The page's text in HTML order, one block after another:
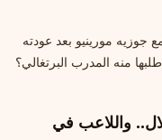
مورينيو بعد عودته
منه المدرب البرتغالي؟
واللاعب في